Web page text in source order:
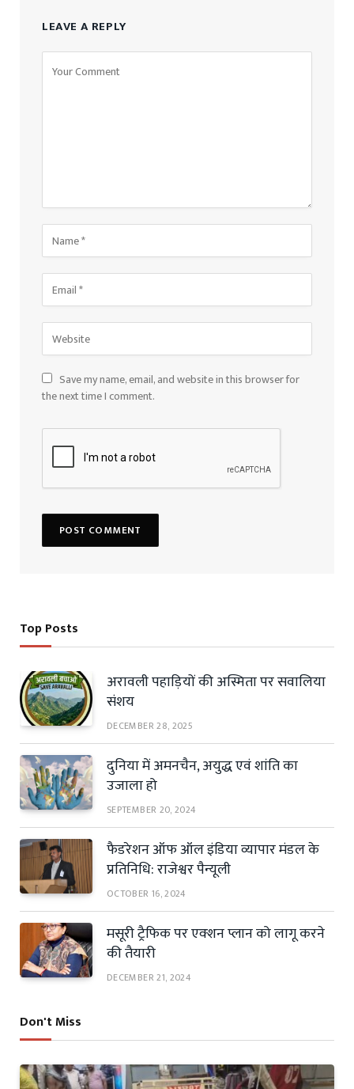
LEAVE A REPLY
Save my name, email, and website in this browser for
the next time I comment.
Top Posts
अरावली पहाड़ियों की अस्मिता पर सवालिया
संशय
DECEMBER 28, 2025
दुनिया में अमनचैन, अयुद्ध एवं शांति का
उजाला हो
SEPTEMBER 20, 2024
फैडरेशन ऑफ ऑल इंडिया व्यापार मंडल के
प्रतिनिधि: राजेश्वर पैन्यूली
OCTOBER 16, 2024
मसूरी ट्रैफिक पर एक्शन प्लान को लागू करने
की तैयारी
DECEMBER 21, 2024
Don't Miss